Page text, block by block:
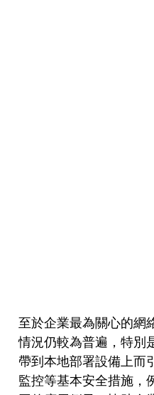
至於企業最為關心的網
情況仍較為普遍，特別
帶到本地部署設備上而
監控等基本安全措施，